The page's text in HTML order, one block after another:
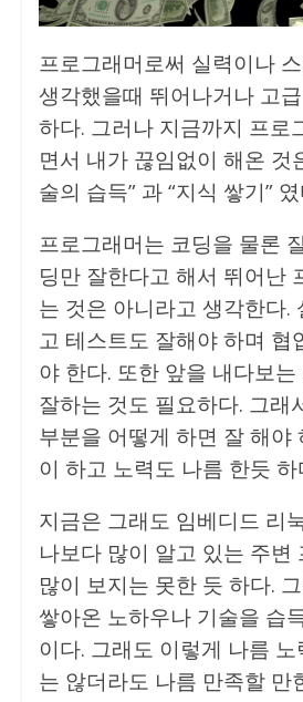
프로그래머로써 실력이나
생각했을때 뛰어나거나 고
하다. 그러나 지금까지 프로
면서 내가 끊임없이 해온 것
술의 습득” 과 “지식 쌓기”
프로그래머는 코딩을 물론
딩만 잘한다고 해서 뛰어난
는 것은 아니라고 생각한다.
고 테스트도 잘해야 하며 협
야 한다. 또한 앞을 내다보
잘하는 것도 필요하다. 그래
부분을 어떻게 하면 잘 해야
이 하고 노력도 나름 한듯 하
지금은 그래도 임베디드 리
나보다 많이 알고 있는 주변
많이 보지는 못한 듯 하다.
쌓아온 노하우나 기술을 습
이다. 그래도 이렇게 나름
는 않더라도 나름 만족할 만